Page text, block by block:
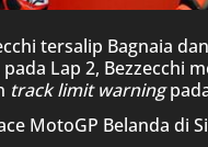
tersalip Bagnaia
Lap 2, Bezzecchi
track limit warning
MotoGP Belanda di